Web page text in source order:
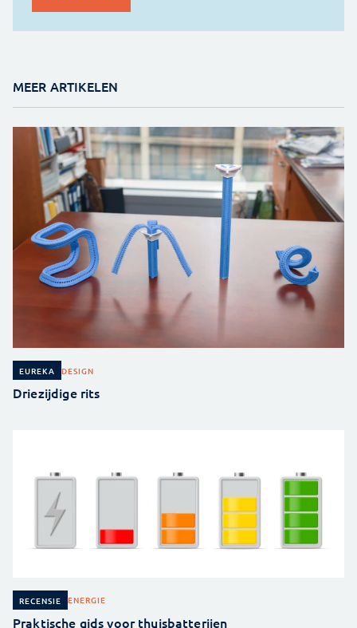
MEER ARTIKELEN
EUREKA DESIGN
Driezijdige rits
RECENSIE ENERGIE
Praktische gids voor thuisbatterijen